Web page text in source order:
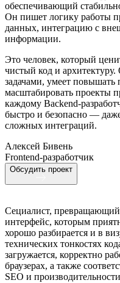
обеспечивающий
Он пишет логику работы
данных, интеграцию с
информации.
Это человек, который
чистый код и
задачами, умеет повышать
масштабировать проекты
каждому Backend-
быстро и безопасно —
сложных интеграций.
Алексей Бивень
Frontend-разработчик
Обсудить проект
Сециалист,
интерфейс, которым
хорошо разбирается и в
технических тонкостях
загружается, корректно
браузерах, а также
SEO и